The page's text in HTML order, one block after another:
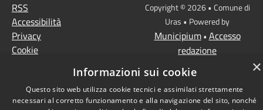
RSS
Accessibilità
Privacy
Cookie
Copyright © 2026 • Comune di
Uras • Powered by
Municipium• Accesso
redazione
×
Informazioni sui cookie
Questo sito web utilizza cookie tecnici e assimilati strettamente
necessari al corretto funzionamento e alla navigazione del sito, nonché